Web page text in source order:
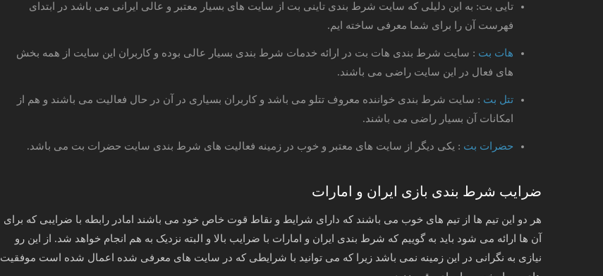
تایی بت: به این دلیلی که سایت شرط بندی تاینی بت از سایت های بسیار معتبر و عالی ایرانی می باشد در ابتدای
فهرست آن را برای شما معرفی ساخته ایم.
هات بت : سایت شرط بندی هات بت در ارائه خدمات شرط بندی بسیار عالی بوده و کاربران این سایت از همه بخش
های فعال در این سایت راضی می باشند.
تتل بت : سایت شرط بندی خواننده معروف تتلو می باشد و کاربران بسیاری در آن در حال فعالیت می باشند و هم از
امکانات آن بسیار راضی می باشند.
حضرات بت : یکی دیگر از سایت های معتبر و خوب در زمینه فعالیت های شرط بندی سایت حضرات بت می باشد.
ضرایب شرط بندی بازی ایران و امارات
هر دو این تیم ها از تیم های خوب می باشند که دارای شرایط و نقاط قوت خاص خود می باشند امادر رابطه با ضرایبی که برای
آن ها ارائه می شود باید به گوییم که شرط بندی ایران و امارات با ضرایب بالا و البته نزدیک به هم انجام خواهد شد. از این رو
نیازی به نگرانی در این زمینه نمی باشد زیرا که می توانید با شرایطی که در سایت های معرفی شده اعمال شده است موفقیت